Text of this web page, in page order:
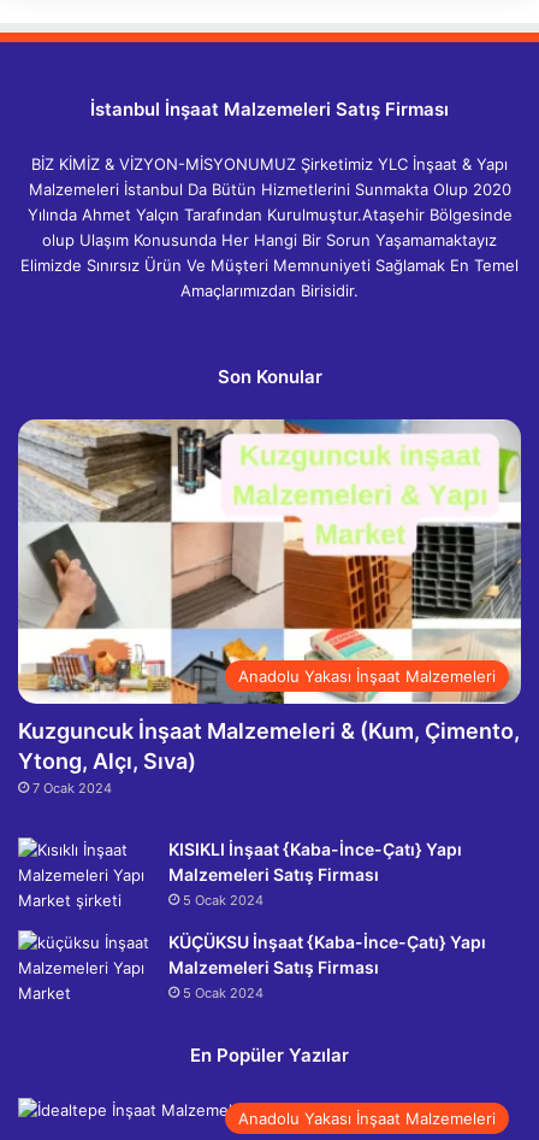
İstanbul İnşaat Malzemeleri Satış Firması
BİZ KİMİZ & VİZYON-MİSYONUMUZ Şirketimiz YLC İnşaat & Yapı
Malzemeleri İstanbul Da Bütün Hizmetlerini Sunmakta Olup 2020
Yılında Ahmet Yalçın Tarafından Kurulmuştur.Ataşehir Bölgesinde
olup Ulaşım Konusunda Her Hangi Bir Sorun Yaşamamaktayız
Elimizde Sınırsız Ürün Ve Müşteri Memnuniyeti Sağlamak En Temel
Amaçlarımızdan Birisidir.
Son Konular
Anadolu Yakası İnşaat Malzemeleri
Kuzguncuk İnşaat Malzemeleri & (Kum, Çimento,
Ytong, Alçı, Sıva)
7 Ocak 2024
KISIKLI İnşaat {Kaba-İnce-Çatı} Yapı
Malzemeleri Satış Firması
5 Ocak 2024
KÜÇÜKSU İnşaat {Kaba-İnce-Çatı} Yapı
Malzemeleri Satış Firması
5 Ocak 2024
En Popüler Yazılar
Anadolu Yakası İnşaat Malzemeleri